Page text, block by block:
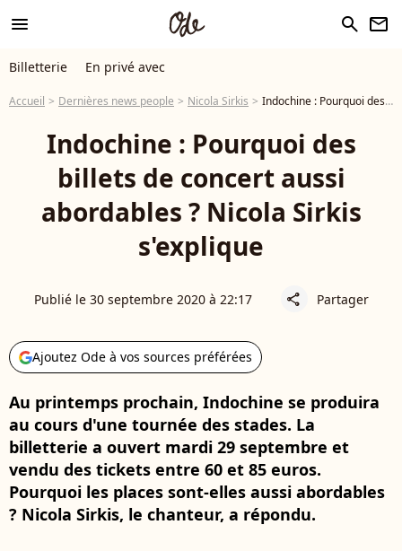
menu search newsletter
Billetterie En privé avec
Accueil Dernières news people Nicola Sirkis Indochine : Pourquoi des billets de concert aussi abordables ? Nicola Sirkis s'explique
Indochine : Pourquoi des
billets de concert aussi
abordables ? Nicola Sirkis
s'explique
Publié le 30 septembre 2020 à 22:17 share Partager
Ajoutez Ode à vos sources préférées
Au printemps prochain, Indochine se produira
au cours d'une tournée des stades. La
billetterie a ouvert mardi 29 septembre et
vendu des tickets entre 60 et 85 euros.
Pourquoi les places sont-elles aussi abordables
? Nicola Sirkis, le chanteur, a répondu.